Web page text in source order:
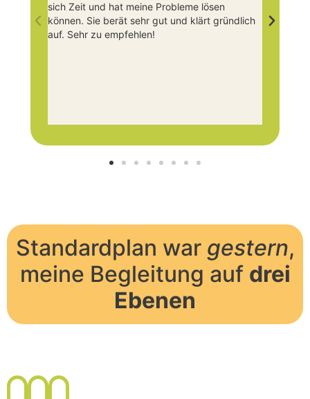
sich Zeit und hat meine Probleme lösen
können. Sie berät sehr gut und klärt gründlich
auf. Sehr zu empfehlen!
Standardplan war gestern,
meine Begleitung auf drei
Ebenen